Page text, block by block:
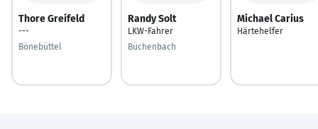
Thore Greifeld
---
Bönebüttel
Randy Solt
LKW-Fahrer
Büchenbach
Michael Carius
Härtehelfer